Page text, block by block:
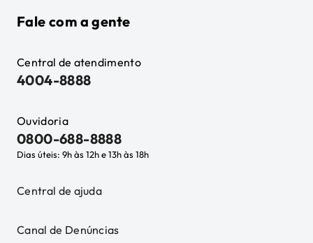
Fale com a gente
Central de atendimento
4004-8888
Ouvidoria
0800-688-8888
Dias úteis: 9h às 12h e 13h às 18h
Central de ajuda
Canal de Denúncias